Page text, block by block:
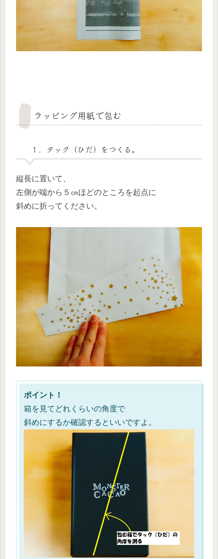
ラッピング用紙で包む
１．タック（ひだ）をつくる。
縦長に置いて、
左側が端から５㎝ほどのところを起点に
斜めに折ってください。
ポイント！
箱を見てどれくらいの角度で
斜めにするか確認するといいですよ。